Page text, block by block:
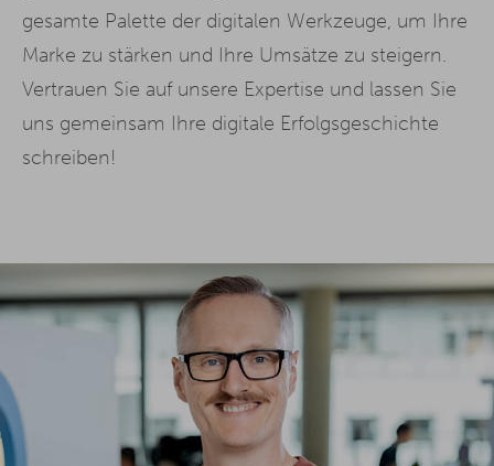
gesamte Palette der digitalen Werkzeuge, um Ihre
Marke zu stärken und Ihre Umsätze zu steigern.
Vertrauen Sie auf unsere Expertise und lassen Sie
uns gemeinsam Ihre digitale Erfolgsgeschichte
schreiben!